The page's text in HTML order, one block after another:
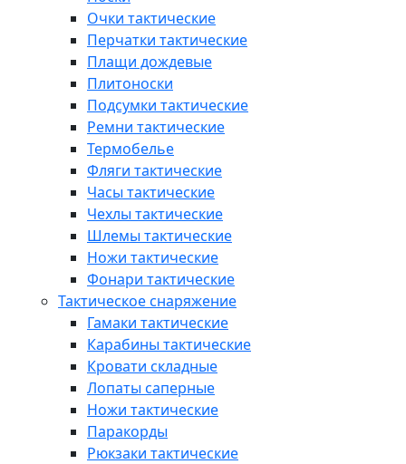
Очки тактические
Перчатки тактические
Плащи дождевые
Плитоноски
Подсумки тактические
Ремни тактические
Термобелье
Фляги тактические
Часы тактические
Чехлы тактические
Шлемы тактические
Ножи тактические
Фонари тактические
Тактическое снаряжение
Гамаки тактические
Карабины тактические
Кровати складные
Лопаты саперные
Ножи тактические
Паракорды
Рюкзаки тактические